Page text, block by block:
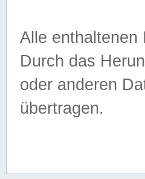
Alle enthaltenen
Durch das
oder anderen
übertragen.